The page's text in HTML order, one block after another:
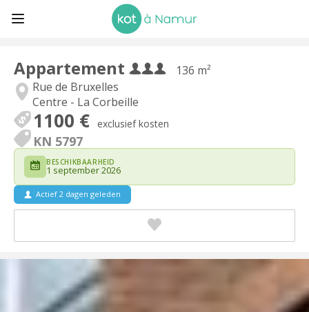
Appartement
136 m²
Rue de Bruxelles
Centre - La Corbeille
1100 € exclusief kosten
KN 5797
BESCHIKBAARHEID
1 september 2026
Actief 2 dagen geleden